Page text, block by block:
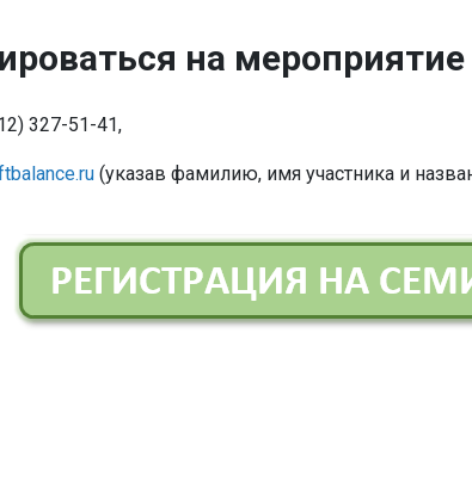
на
327-51-41,
(указав фамилию, имя участника и